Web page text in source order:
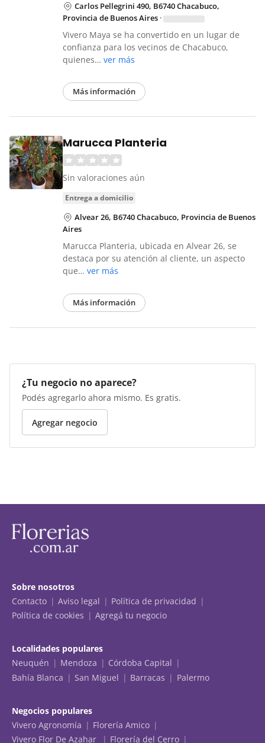
Carlos Pellegrini 490, B6740 Chacabuco,
Provincia de Buenos Aires ·
Vivero Maya se ha convertido en un lugar de
confianza para los vecinos de Chacabuco,
quienes… ver más
Más información
Marucca Planteria
Sin valoraciones aún
entrega a domicilio
Alvear 26, B6740 Chacabuco, Provincia de Buenos
Aires
Marucca Planteria, ubicada en Alvear 26, se
destaca por su atención al cliente, un aspecto
que… ver más
Más información
¿Tu negocio no aparece?
Podés agregarlo ahora mismo. Es gratis.
Agregar negocio
Sobre nosotros
Contacto
Aviso legal
Política de privacidad
Política de cookies
Agregá tu negocio
Localidades populares
Neuquén
Mendoza
Córdoba Capital
Bahía Blanca
San Miguel Barracas Palermo
Negocios populares
Vivero Agronomía
Florería Amico
Vivero Flor De Azahar
Florería del Cerro